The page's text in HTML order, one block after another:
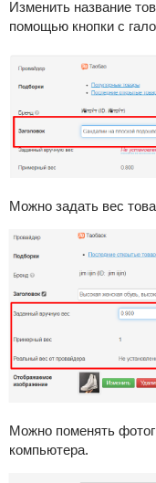
Изменить название
помощью кнопки с
Можно задать вес
Можно поменять
компьютера.